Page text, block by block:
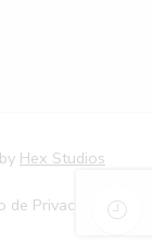
Hex Studios
de Privacidad